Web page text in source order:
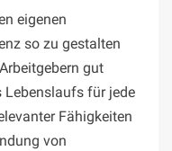
eigenen
so zu gestalten
gut
Lebenslaufs für jede
Fähigkeiten
von